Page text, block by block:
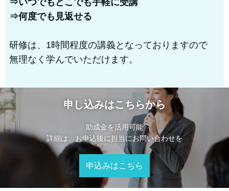
⇒いつでもどこでも手軽に受講
⇒何度でも見返せる
研修は、1時間程度の講義となっておりますので
無理なく学んでいただけます。
申し込みはこちらから
助成金を活用可能
詳細は、お申込後に担当にお問い合わせを
申込みはこちら